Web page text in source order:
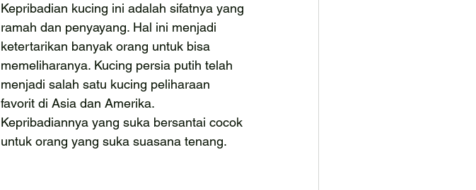
Kepribadian kucing ini adalah sifatnya yang
ramah dan penyayang. Hal ini menjadi
ketertarikan banyak orang untuk bisa
memeliharanya. Kucing persia putih telah
menjadi salah satu kucing peliharaan
favorit di Asia dan Amerika.
Kepribadiannya yang suka bersantai cocok
untuk orang yang suka suasana tenang.